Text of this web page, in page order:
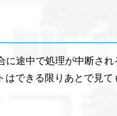
途中で処理が中断さ
できる限りあとで見